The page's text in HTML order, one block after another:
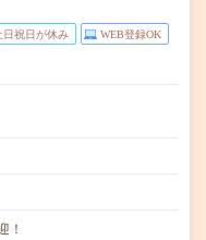
日祝日が休み WEB登録OK
！